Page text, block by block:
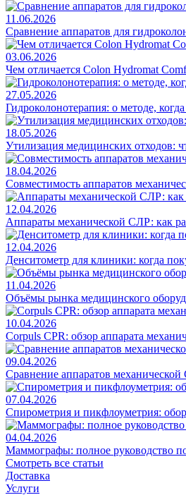
11.06.2026
Сравнение аппаратов для
03.06.2026
Чем отличается Colon Hydromat
27.05.2026
Гидроколонотерапия: о методе,
18.05.2026
Утилизация медицинских отходов:
18.04.2026
Совместимость аппаратов
12.04.2026
Аппараты механической СЛР: как
12.04.2026
Денситометр для клиники: когда
11.04.2026
Объёмы рынка медицинского
10.04.2026
Corpuls CPR: обзор аппарата
09.04.2026
Сравнение аппаратов
07.04.2026
Спирометрия и пикфлоуметрия:
04.04.2026
Маммографы: полное руководство
Смотреть все статьи
Доставка
Услуги